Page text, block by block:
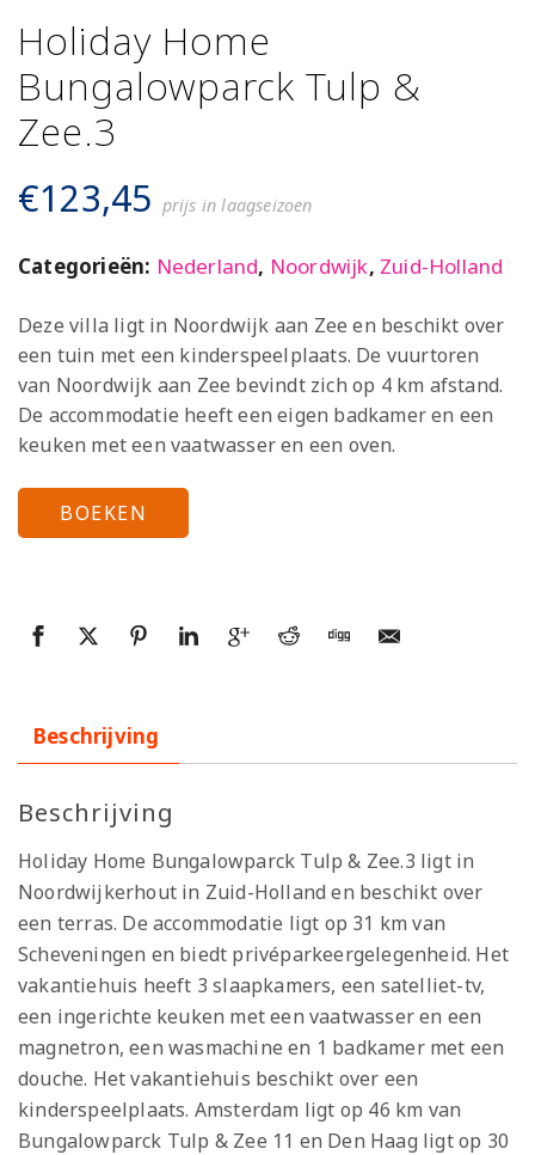
Holiday Home
Bungalowparck Tulp &
Zee.3
€123,45 prijs in laagseizoen
Categorieën: Nederland, Noordwijk, Zuid-Holland
Deze villa ligt in Noordwijk aan Zee en beschikt over
een tuin met een kinderspeelplaats. De vuurtoren
van Noordwijk aan Zee bevindt zich op 4 km afstand.
De accommodatie heeft een eigen badkamer en een
keuken met een vaatwasser en een oven.
BOEKEN
Beschrijving
Beschrijving
Holiday Home Bungalowparck Tulp & Zee.3 ligt in
Noordwijkerhout in Zuid-Holland en beschikt over
een terras. De accommodatie ligt op 31 km van
Scheveningen en biedt privéparkeergelegenheid. Het
vakantiehuis heeft 3 slaapkamers, een satelliet-tv,
een ingerichte keuken met een vaatwasser en een
magnetron, een wasmachine en 1 badkamer met een
douche. Het vakantiehuis beschikt over een
kinderspeelplaats. Amsterdam ligt op 46 km van
Bungalowparck Tulp & Zee 11 en Den Haag ligt op 30